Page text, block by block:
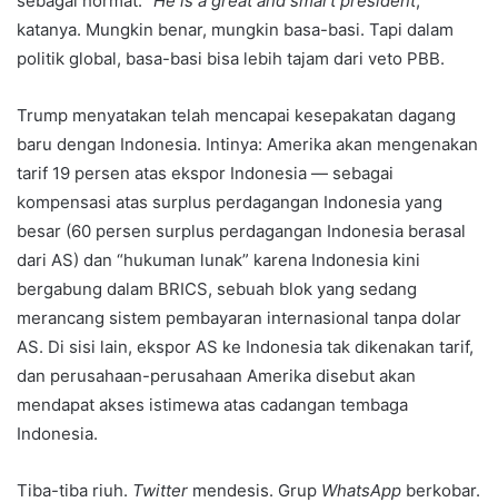
katanya. Mungkin benar, mungkin basa-basi. Tapi dalam
politik global, basa-basi bisa lebih tajam dari veto PBB.
Trump menyatakan telah mencapai kesepakatan dagang
baru dengan Indonesia. Intinya: Amerika akan mengenakan
tarif 19 persen atas ekspor Indonesia — sebagai
kompensasi atas surplus perdagangan Indonesia yang
besar (60 persen surplus perdagangan Indonesia berasal
dari AS) dan “hukuman lunak” karena Indonesia kini
bergabung dalam BRICS, sebuah blok yang sedang
merancang sistem pembayaran internasional tanpa dolar
AS. Di sisi lain, ekspor AS ke Indonesia tak dikenakan tarif,
dan perusahaan-perusahaan Amerika disebut akan
mendapat akses istimewa atas cadangan tembaga
Indonesia.
Tiba-tiba riuh. Twitter mendesis. Grup WhatsApp berkobar.